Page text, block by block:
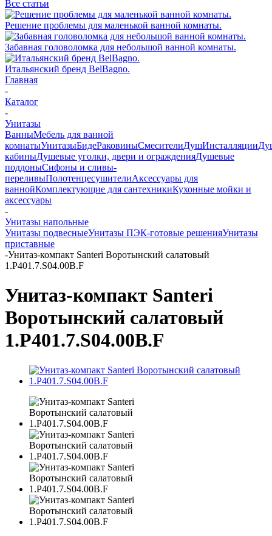
Все статьи
Решение проблемы для маленькой ванной комнаты.
Забавная головоломка для небольшой ванной комнаты.
Итальянский бренд BelBagno.
Главная
-
Каталог
-
Унитазы
ВанныМебель для ванной
комнатыУнитазыБидеРаковиныСмесителиДушИнсталляции
кабиныДушевые уголки, двери и огражденияДушевые
поддоныСифоны и сливы-
переливыПолотенцесушителиАксессуары для
ваннойКомплектующие для сантехникиКухонные мойки и
аксессуары
-
Унитазы напольные
Унитазы подвесныеУнитазы ПЭК-готовые решенияУнитазы
приставные
-Унитаз-компакт Santeri Воротынский салатовый
1.P401.7.S04.00B.F
Унитаз-компакт Santeri
Воротынский салатовый
1.P401.7.S04.00B.F